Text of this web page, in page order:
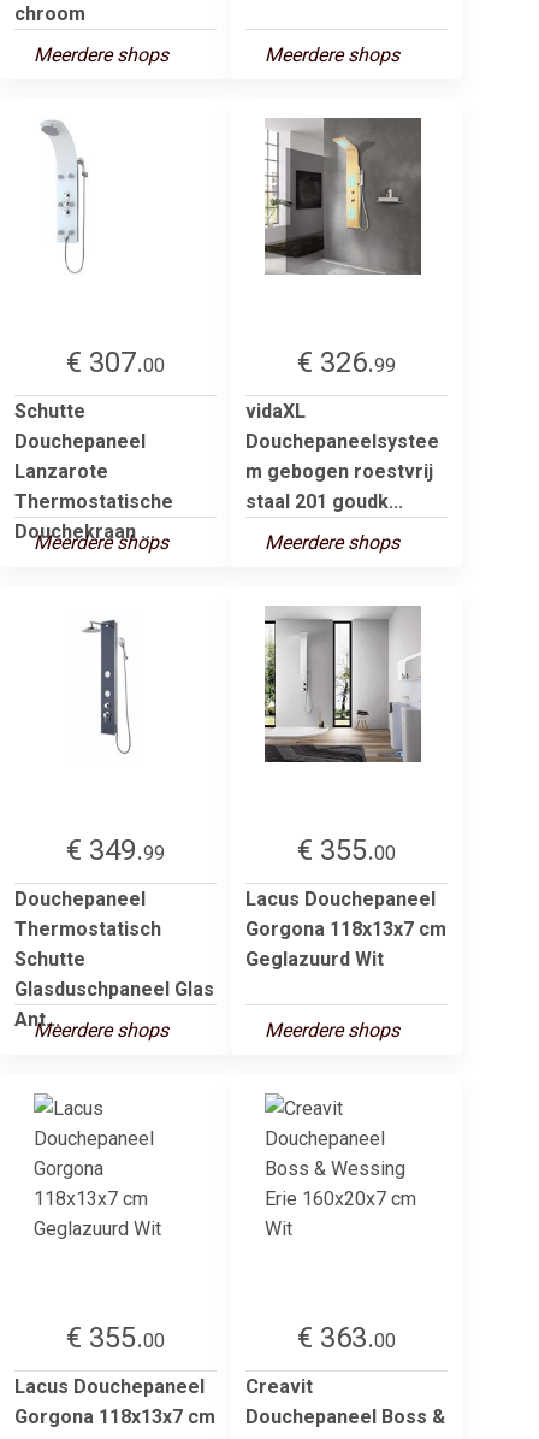
chroom
Meerdere shops
Meerdere shops
€ 307.00
Schutte
Douchepaneel
Lanzarote
Thermostatische
Douchekraan ...
Meerdere shops
€ 326.99
vidaXL
Douchepaneelsystee
m gebogen roestvrij
staal 201 goudk...
Meerdere shops
€ 349.99
Douchepaneel
Thermostatisch
Schutte
Glasduschpaneel Glas
Ant...Meerdere shops
€ 355.00
Lacus Douchepaneel
Gorgona 118x13x7 cm
Geglazuurd Wit
Meerdere shops
€ 355.00
Lacus Douchepaneel
Gorgona 118x13x7 cm
€ 363.00
Creavit
Douchepaneel Boss &